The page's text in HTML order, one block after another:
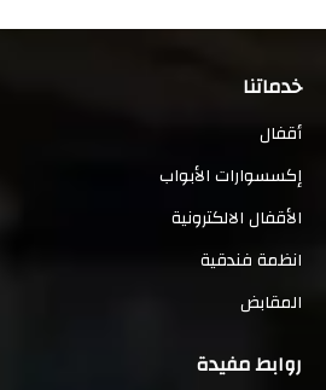
خدماتنا
أقفال
إكسسوارات الأبواب
الأقفال الالكترونية
انظمة فندقية
المقابض
روابط مفيدة